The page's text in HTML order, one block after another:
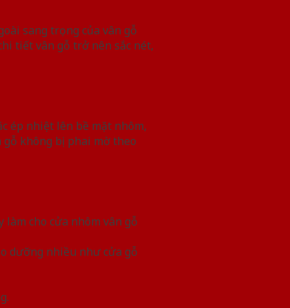
sang trọng của vân gỗ
tiết vân gỗ trở nên sắc nét,
ép nhiệt lên bề mặt nhôm,
gỗ không bị phai mờ theo
cho cửa nhôm vân gỗ
dưỡng nhiều như cửa gỗ